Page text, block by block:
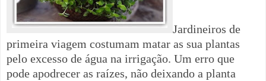
Jardineiros de
primeira viagem costumam matar as sua plantas
pelo excesso de água na irrigação. Um erro que
pode apodrecer as raízes, não deixando a planta